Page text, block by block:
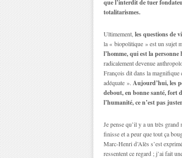
que l’interdit de tuer
totalitarismes.
Ultimement, les questions de
la « biopolitique » est un sujet
l’homme, qui est la personne
radicalement devenue
François dit dans la magnifique
adéquate ». Aujourd’hui, les
debout, en bonne santé, fort
l’humanité, ce n’est pas
Je pense qu’il y a un très grand
finisse et a peur que tout ça
Marc-Henri d’Alès s’est
ressentent ce regard ; j’ai fait